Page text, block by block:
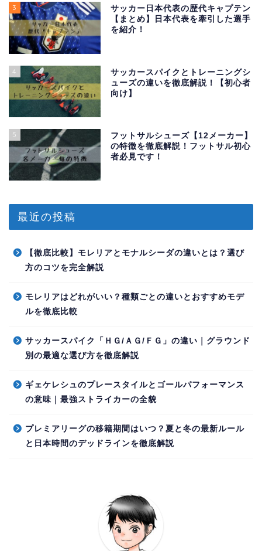
3
サッカー日本代表の歴代キャプテン
【まとめ】日本代表を牽引した選手
を紹介！
4
サッカースパイクとトレーニングシ
ューズの違いを徹底解説！【初心者
向け】
5
フットサルシューズ【12メーカー】
の特徴を徹底解説！フットサル初心
者必見です！
最近の投稿
【徹底比較】モレリアとモナルシーダの違いとは？選び
方のコツを完全解説
モレリアはどれがいい？種類ごとの違いとおすすめモデ
ルを徹底比較
サッカースパイク「ＨＧ/ＡＧ/ＦＧ」の違い｜グラウンド
別の最適な選び方を徹底解説
ギェケレシュのプレースタイルとゴールパフォーマンス
の意味｜最強ストライカーの全貌
プレミアリーグの移籍期間はいつ？夏と冬の最新ルール
と日本時間のデッドラインを徹底解説